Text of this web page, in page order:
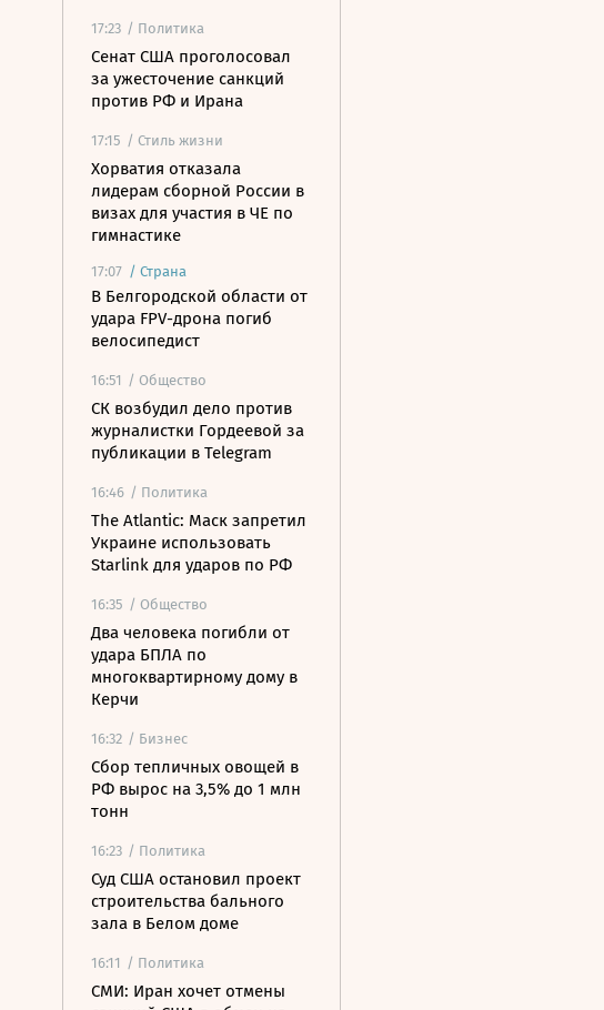
17:23 / Политика
Сенат США проголосовал
за ужесточение санкций
против РФ и Ирана
17:15 / Стиль жизни
Хорватия отказала
лидерам сборной России в
визах для участия в ЧЕ по
гимнастике
17:07 / Страна
В Белгородской области от
удара FPV-дрона погиб
велосипедист
16:51 / Общество
СК возбудил дело против
журналистки Гордеевой за
публикации в Telegram
16:46 / Политика
The Atlantic: Маск запретил
Украине использовать
Starlink для ударов по РФ
16:35 / Общество
Два человека погибли от
удара БПЛА по
многоквартирному дому в
Керчи
16:32 / Бизнес
Сбор тепличных овощей в
РФ вырос на 3,5% до 1 млн
тонн
16:23 / Политика
Суд США остановил проект
строительства бального
зала в Белом доме
16:11 / Политика
СМИ: Иран хочет отмены